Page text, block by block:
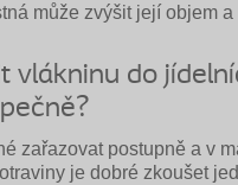
může zvýšit její objem a
vlákninu do
zařazovat postupně a v
je dobré zkoušet